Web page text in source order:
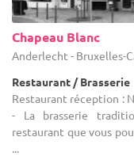
Chapeau Blanc
Anderlecht - Bruxelles-
Restaurant / Brasserie
Restaurant réception :
- La brasserie
restaurant que vous
...